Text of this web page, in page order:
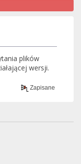
plików
wersji.
Zapisane